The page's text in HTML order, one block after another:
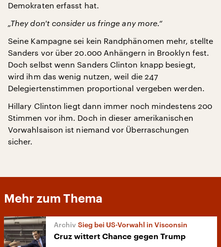
Demokraten erfasst hat.
„They don't consider us fringe any more.“
Seine Kampagne sei kein Randphänomen mehr, stellte
Sanders vor über 20.000 Anhängern in Brooklyn fest.
Doch selbst wenn Sanders Clinton knapp besiegt,
wird ihm das wenig nutzen, weil die 247
Delegiertenstimmen proportional vergeben werden.
Hillary Clinton liegt dann immer noch mindestens 200
Stimmen vor ihm. Doch in dieser amerikanischen
Vorwahlsaison ist niemand vor Überraschungen
sicher.
Mehr zum Thema
Sieg bei US-Vorwahl in Visconsin
Cruz wittert Chance gegen Trump